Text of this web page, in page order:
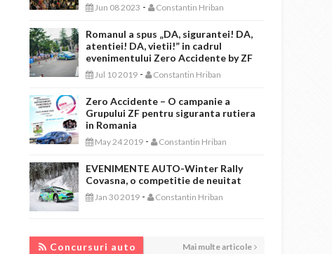
Jun 08 2023 - Constantin Hriban
Romanul a spus „DA, sigurantei! DA,
atentiei! DA, vietii!” in cadrul
evenimentului Zero Accidente by ZF
Jul 10 2019 - Constantin Hriban
Zero Accidente – O campanie a
Grupului ZF pentru siguranta rutiera
in Romania
May 24 2019 - Constantin Hriban
EVENIMENTE AUTO-Winter Rally
Covasna, o competitie de neuitat
Jan 30 2019 - Constantin Hriban
Concursuri auto Mai multe articole